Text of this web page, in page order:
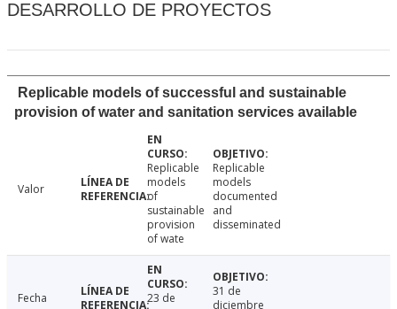
DESARROLLO DE PROYECTOS
Replicable models of successful and sustainable
provision of water and sanitation services available
Valor
Replicable
models
of
sustainable
provision
of wate
Replicable
models
documented
and
disseminated
Fecha
23 de
31 de
diciembre